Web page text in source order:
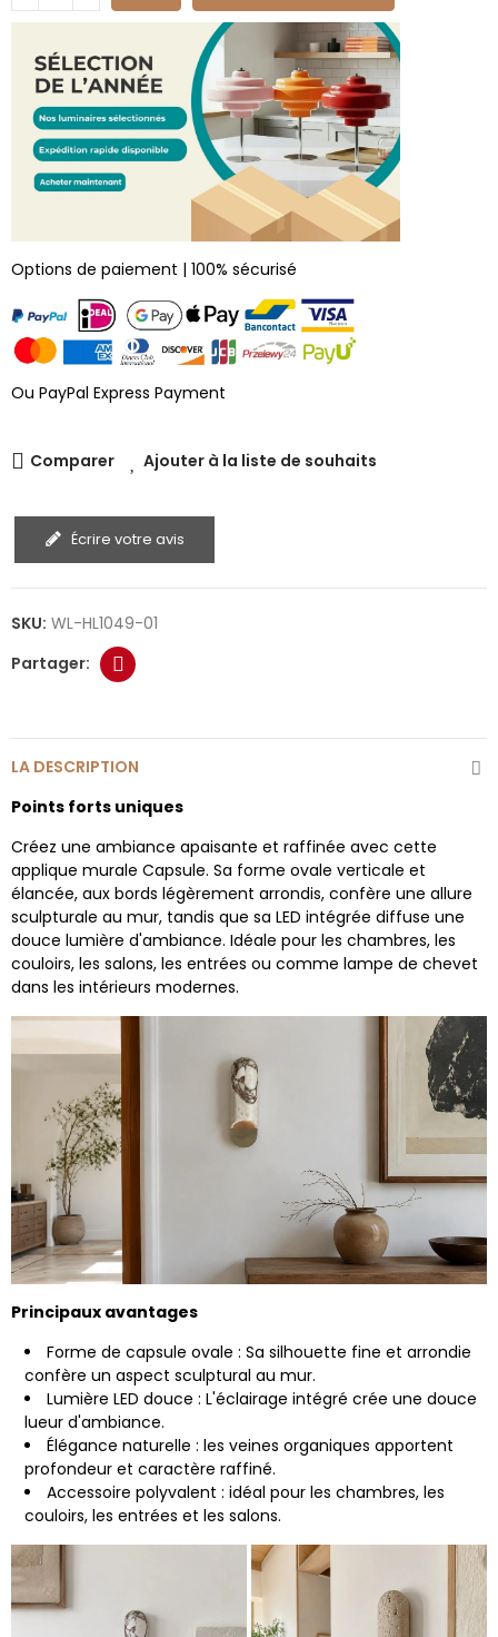
Options de paiement | 100% sécurisé
Ou PayPal Express Payment
Comparer Ajouter à la liste de souhaits
Écrire votre avis
SKU: WL-HL1049-01
LA DESCRIPTION
Points forts uniques
Créez une ambiance apaisante et raffinée avec cette
applique murale Capsule. Sa forme ovale verticale et
élancée, aux bords légèrement arrondis, confère une allure
sculpturale au mur, tandis que sa LED intégrée diffuse une
douce lumière d'ambiance. Idéale pour les chambres, les
couloirs, les salons, les entrées ou comme lampe de chevet
dans les intérieurs modernes.
Principaux avantages
Forme de capsule ovale : Sa silhouette fine et arrondie
confère un aspect sculptural au mur.
Lumière LED douce : L'éclairage intégré crée une douce
lueur d'ambiance.
Élégance naturelle : les veines organiques apportent
profondeur et caractère raffiné.
Accessoire polyvalent : idéal pour les chambres, les
couloirs, les entrées et les salons.